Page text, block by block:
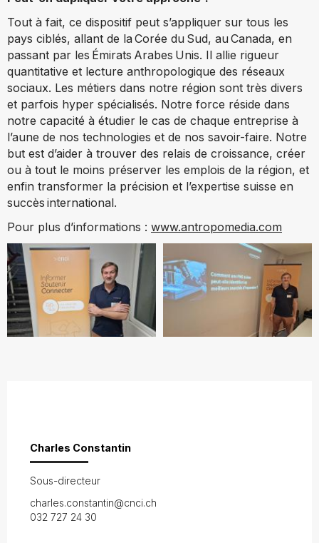
Tout à fait, ce dispositif peut s’appliquer sur tous les
pays ciblés, allant de la Corée du Sud, au Canada, en
passant par les Émirats Arabes Unis. Il allie rigueur
quantitative et lecture anthropologique des réseaux
sociaux. Les métiers dans notre région sont très divers
et parfois hyper spécialisés. Notre force réside dans
notre capacité à étudier le cas de chaque entreprise à
l’aune de nos technologies et de nos savoir-faire. Notre
but est d’aider à trouver des relais de croissance, créer
ou à tout le moins préserver les emplois de la région, et
enfin transformer la précision et l’expertise suisse en
succès international.
Pour plus d’informations : www.antropomedia.com
Charles Constantin
Sous-directeur
charles.constantin@cnci.ch
032 727 24 30